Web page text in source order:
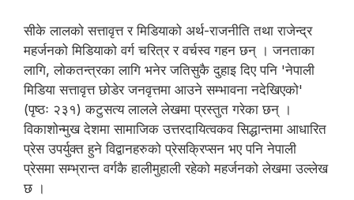
सीके लालको सत्तावृत्त र मिडियाको अर्थ-राजनीति तथा राजेन्द्र
महर्जनको मिडियाको वर्ग चरित्र र वर्चस्व गहन छन् । जनताका
लागि, लोकतन्त्रका लागि भनेर जतिसुकै दुहाइ दिए पनि 'नेपाली
मिडिया सत्तावृत्त छोडेर जनवृत्तमा आउने सम्भावना नदेखिएको'
(पृष्ठः २३१) कटुसत्य लालले लेखमा प्रस्तुत गरेका छन् ।
विकाशोन्मुख देशमा सामाजिक उत्तरदायित्वकव सिद्धान्तमा आधारित
प्रेस उपर्युक्त हुने विद्वानहरुको प्रेसक्रिप्सन भए पनि नेपाली
प्रेसमा सम्भ्रान्त वर्गकै हालीमुहाली रहेको महर्जनको लेखमा उल्लेख
छ ।